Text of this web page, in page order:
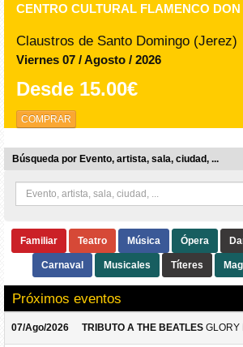
CENTRO CULTURAL FLAMENCO
Claustros de Santo Domingo (Jerez)
Viernes 07 / Agosto / 2026
Desde 15.00€
COMPRAR
Búsqueda por Evento, artista, sala, ciudad, ...
Familiar Teatro Música Ópera
Carnaval Musicales Títeres
Próximos eventos
07/Ago/2026 TRIBUTO A THE BEATLES GLORY